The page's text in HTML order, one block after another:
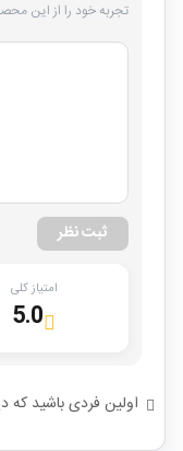
تجربه خود را از این
ثبت نظر
امتیاز کلی
5.0
اولین فردی باشید که